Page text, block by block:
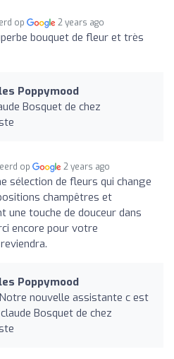
op 2 years ago
bouquet de fleur et très
Poppymood
Bosquet de chez
op 2 years ago
sélection de fleurs qui change
champêtres et
une touche de douceur dans
encore pour votre
Poppymood
nouvelle assistante c est
Bosquet de chez